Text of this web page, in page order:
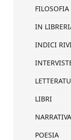
FILOSOFIA
IN
INDICI
LIBRI
NARRATIVA
POESIA